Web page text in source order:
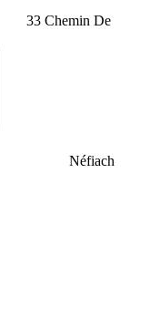
33 Chemin De
Néfiach